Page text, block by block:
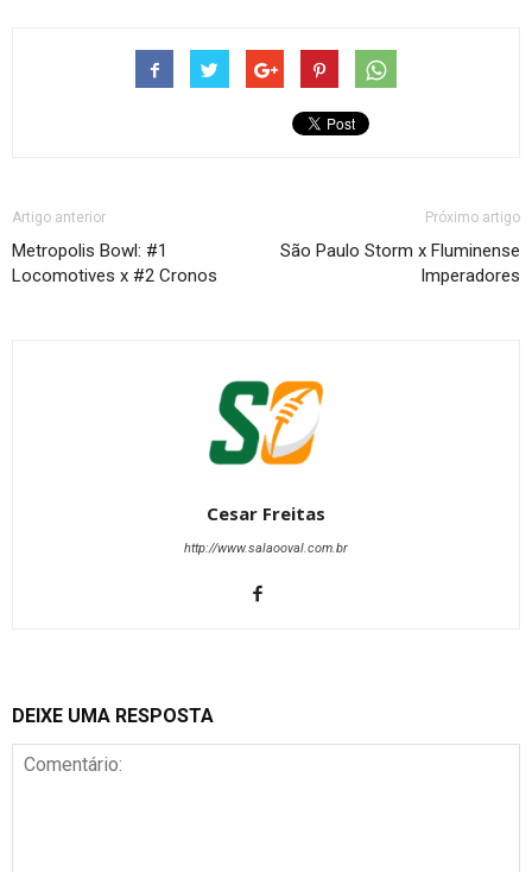
Artigo anterior
Metropolis Bowl: #1
Locomotives x #2 Cronos
Próximo artigo
São Paulo Storm x Fluminense
Imperadores
Cesar Freitas
http://www.salaooval.com.br
DEIXE UMA RESPOSTA